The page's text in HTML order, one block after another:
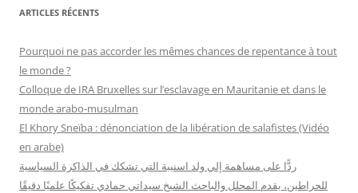
h
r
c
h
r
ARTICLES RÉCENTS
Pourquoi ne pas accorder les mêmes chances de repentance à tout
le monde ?
Colloque de IRA Bruxelles sur l’esclavage en Mauritanie et dans le
monde arabo-musulman
El Khory Sneïba : dénonciation de la libération de salafistes (Vidéo
en arabe)
ردًّا على مساهمة إلي ولد اسنيبة التي تشكك في الذاكرة السياسية
للحراطين، يقدم المحلل والباحث الشيخ سيداتي حمادي تفكيكًا علميًا دقيقًا